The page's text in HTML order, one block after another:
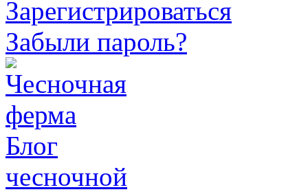
Зарегистрироваться
Забыли пароль?
Блог
чесночной